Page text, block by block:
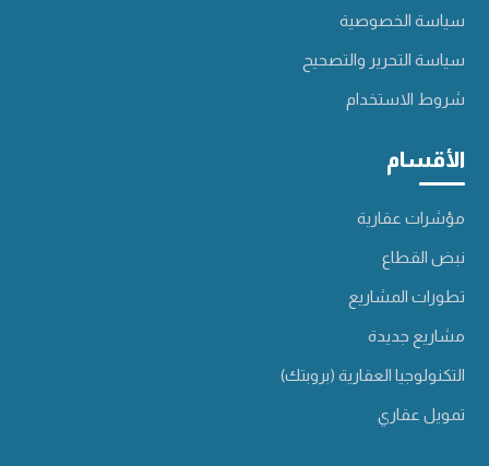
سياسة الخصوصية
سياسة التحرير والتصحيح
شروط الاستخدام
الأقسام
مؤشرات عقارية
نبض القطاع
تطورات المشاريع
مشاريع جديدة
التكنولوجيا العقارية (بروبتك)
تمويل عقاري